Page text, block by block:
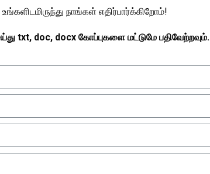
நாங்கள் எதிர்பார்க்கிறோம்!
txt, doc, docx கோப்புகளை மட்டுமே பதிவேற்றவும்.